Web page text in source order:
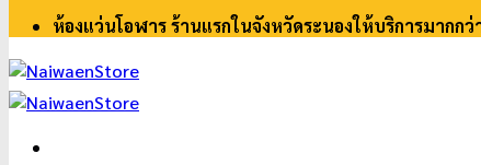
ห้องแว่นโอฬาร ร้านแรกในจังหวัดระนองให้บริการมาก